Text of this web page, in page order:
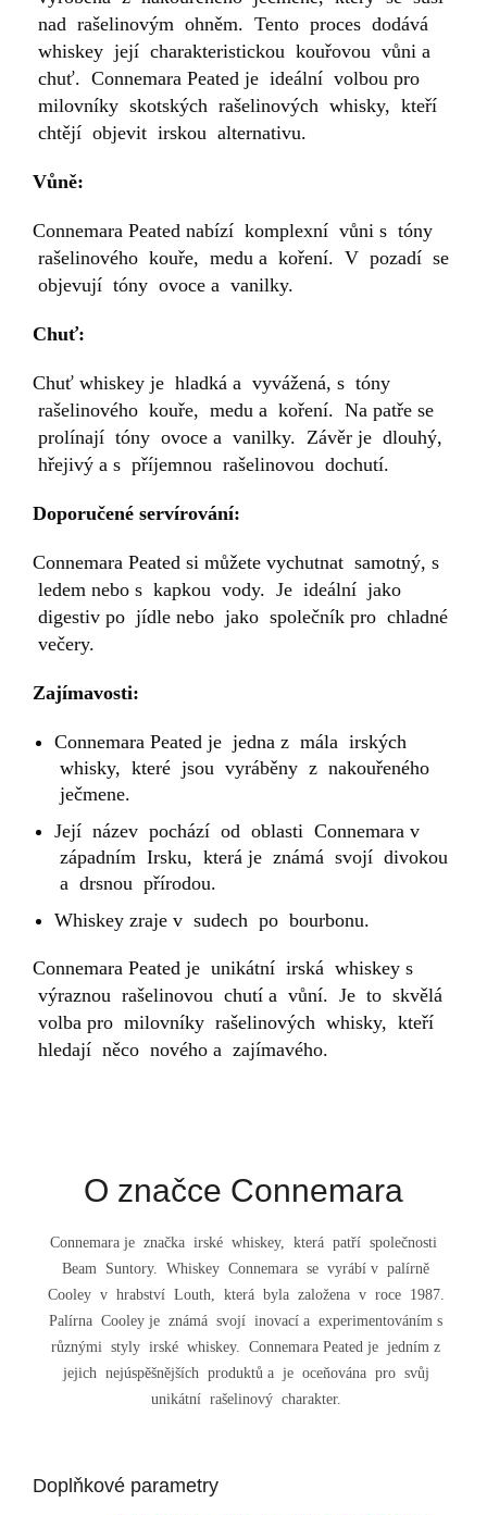
nad rašelinovým ohněm. Tento proces dodává
whiskey její charakteristickou kouřovou vůni a
chuť. Connemara Peated je ideální volbou pro
milovníky skotských rašelinových whisky, kteří
chtějí objevit irskou alternativu.
Vůně:
Connemara Peated nabízí komplexní vůni s tóny
rašelinového kouře, medu a koření. V pozadí se
objevují tóny ovoce a vanilky.
Chuť:
Chuť whiskey je hladká a vyvážená, s tóny
rašelinového kouře, medu a koření. Na patře se
prolínají tóny ovoce a vanilky. Závěr je dlouhý,
hřejivý a s příjemnou rašelinovou dochutí.
Doporučené servírování:
Connemara Peated si můžete vychutnat samotný, s
ledem nebo s kapkou vody. Je ideální jako
digestiv po jídle nebo jako společník pro chladné
večery.
Zajímavosti:
Connemara Peated je jedna z mála irských
whisky, které jsou vyráběny z nakouřeného
ječmene.
Její název pochází od oblasti Connemara v
západním Irsku, která je známá svojí divokou
a drsnou přírodou.
Whiskey zraje v sudech po bourbonu.
Connemara Peated je unikátní irská whiskey s
výraznou rašelinovou chutí a vůní. Je to skvělá
volba pro milovníky rašelinových whisky, kteří
hledají něco nového a zajímavého.
O značce Connemara
Connemara je značka irské whiskey, která patří společnosti
Beam Suntory. Whiskey Connemara se vyrábí v palírně
Cooley v hrabství Louth, která byla založena v roce 1987.
Palírna Cooley je známá svojí inovací a experimentováním s
různými styly irské whiskey. Connemara Peated je jedním z
jejich nejúspěšnějších produktů a je oceňována pro svůj
unikátní rašelinový charakter.
Doplňkové parametry